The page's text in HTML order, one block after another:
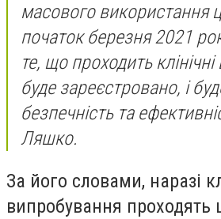
масового використання
початок березня 2021
те, що проходить
буде зареєстровано, і
безпечність та
Ляшко.
За його словами, наразі
випробування проходять